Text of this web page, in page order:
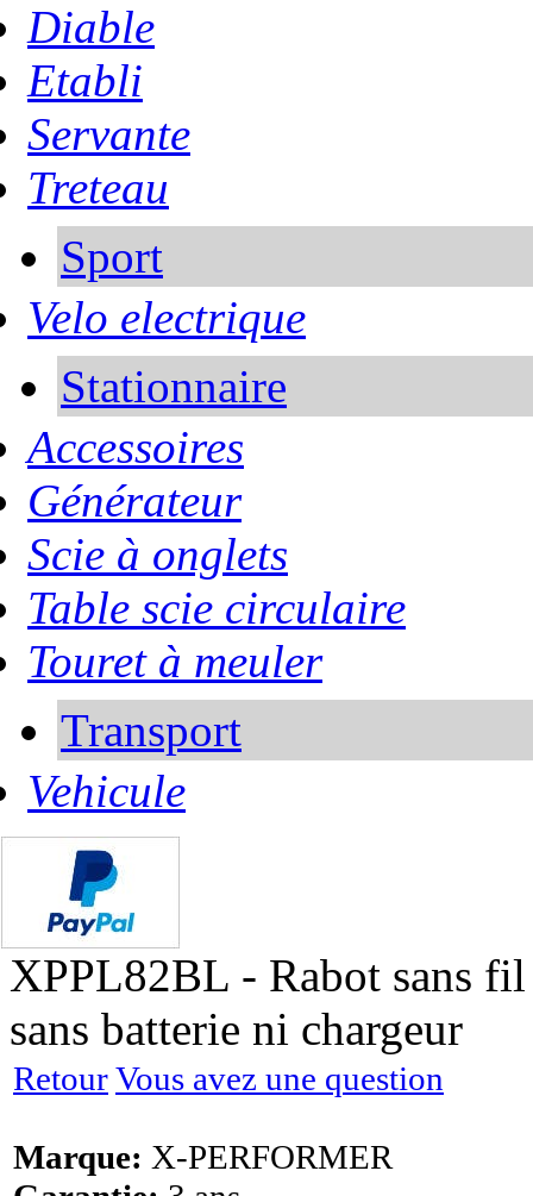
Diable
Etabli
Servante
Treteau
Sport
Velo electrique
Stationnaire
Accessoires
Générateur
Scie à onglets
Table scie circulaire
Touret à meuler
Transport
Vehicule
XPPL82BL - Rabot sans
sans batterie ni chargeur
RetourVous avez une question
Marque: X-PERFORMER